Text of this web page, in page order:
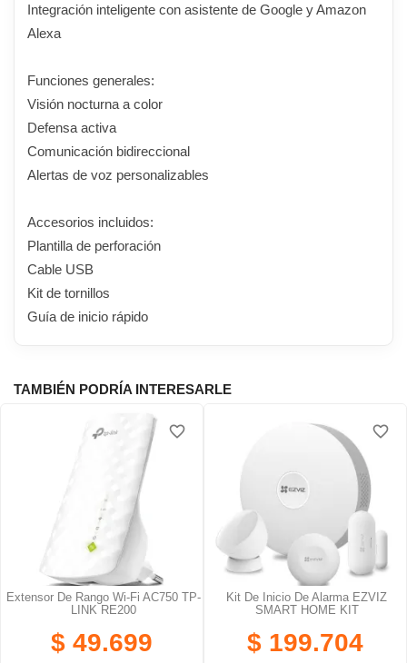
Integración inteligente con asistente de Google y Amazon
Alexa
Funciones generales:
Visión nocturna a color
Defensa activa
Comunicación bidireccional
Alertas de voz personalizables
Accesorios incluidos:
Plantilla de perforación
Cable USB
Kit de tornillos
Guía de inicio rápido
TAMBIÉN PODRÍA INTERESARLE
Extensor De Rango Wi-Fi AC750 TP-
LINK RE200
$ 49.699
favorite_border
Kit De Inicio De Alarma EZVIZ
SMART HOME KIT
$ 199.704
favorite_border